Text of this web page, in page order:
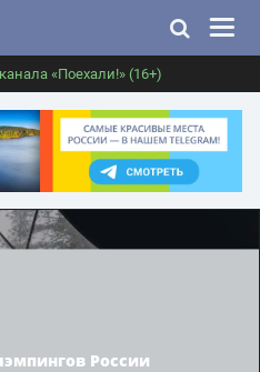
«Поехали!» (16+)
России